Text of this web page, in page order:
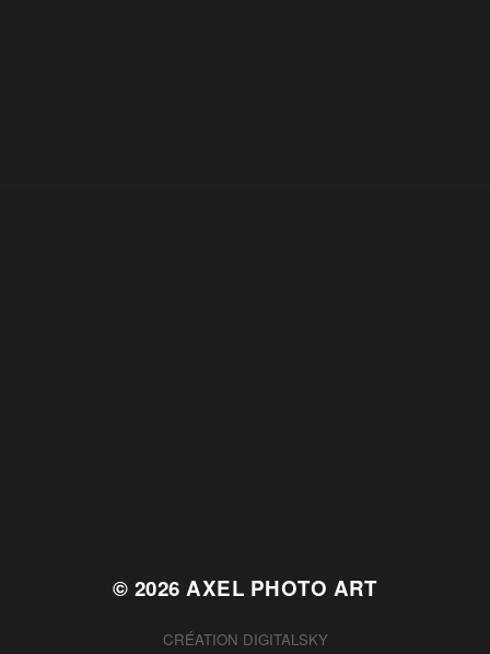
© 2026AXEL PHOTO ART
CRÉATION DIGITALSKY